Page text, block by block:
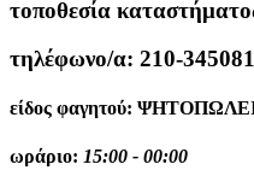
τοποθεσία
τηλέφωνο/α: 210-
είδος φαγητού:
ωράριο: 15:00 - 00:00